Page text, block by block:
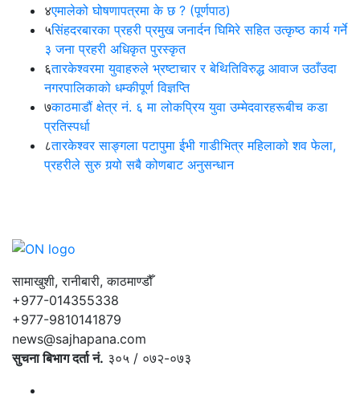
४एमालेको घोषणापत्रमा के छ ? (पूर्णपाठ)
५सिंहदरबारका प्रहरी प्रमुख जनार्दन घिमिरे सहित उत्कृष्ठ कार्य गर्ने
३ जना प्रहरी अधिकृत पुरस्कृत
६तारकेश्वरमा युवाहरुले भ्रष्टाचार र बेथितिविरुद्ध आवाज उठाँउदा
नगरपालिकाको धम्कीपूर्ण विज्ञप्ति
७काठमाडौं क्षेत्र नं. ६ मा लोकप्रिय युवा उम्मेदवारहरूबीच कडा
प्रतिस्पर्धा
८तारकेश्वर साङ्गला पटापुमा ईभी गाडीभित्र महिलाको शव फेला,
प्रहरीले सुरु गर्‍यो सबै कोणबाट अनुसन्धान
सामाखुशी, रानीबारी, काठमाण्डौँ
+977-014355338
+977-9810141879
news@sajhapana.com
सुचना बिभाग दर्ता नं. ३०५ / ०७२-०७३